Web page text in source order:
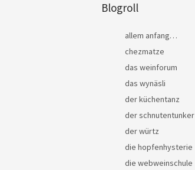
Blogroll
allem anfang…
chezmatze
das weinforum
das wynäsli
der küchentanz
der schnutentunker
der würtz
die hopfenhysterie
die webweinschule